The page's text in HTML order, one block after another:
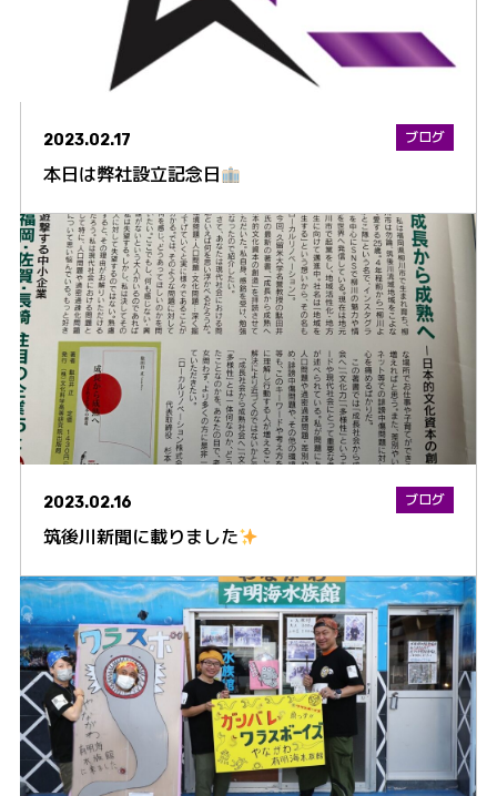
ブログ
2023.02.17
本日は弊社設立記念日
ブログ
2023.02.16
筑後川新聞に載りました